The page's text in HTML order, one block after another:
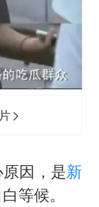
因，是新
等候。